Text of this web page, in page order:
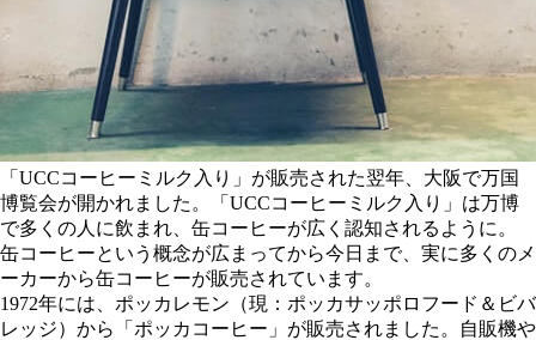
「UCCコーヒーミルク入り」が販売された翌年、大阪で万国
博覧会が開かれました。「UCCコーヒーミルク入り」は万博
で多くの人に飲まれ、缶コーヒーが広く認知されるように。
缶コーヒーという概念が広まってから今日まで、実に多くのメ
ーカーから缶コーヒーが販売されています。
1972年には、ポッカレモン（現：ポッカサッポロフード＆ビバ
レッジ）から「ポッカコーヒー」が販売されました。自販機や